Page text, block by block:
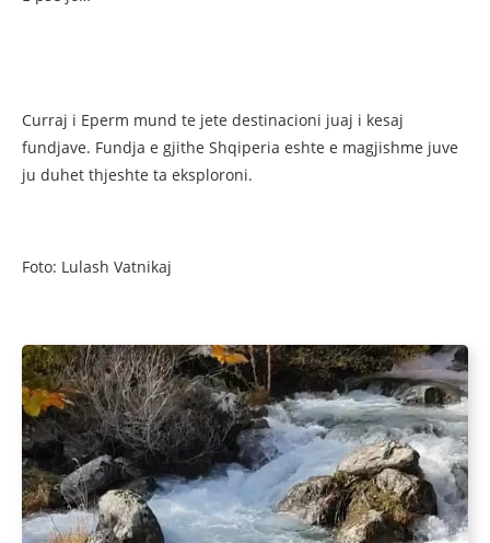
Curraj i Eperm mund te jete destinacioni juaj i kesaj
fundjave. Fundja e gjithe Shqiperia eshte e magjishme juve
ju duhet thjeshte ta eksploroni.
Foto: Lulash Vatnikaj